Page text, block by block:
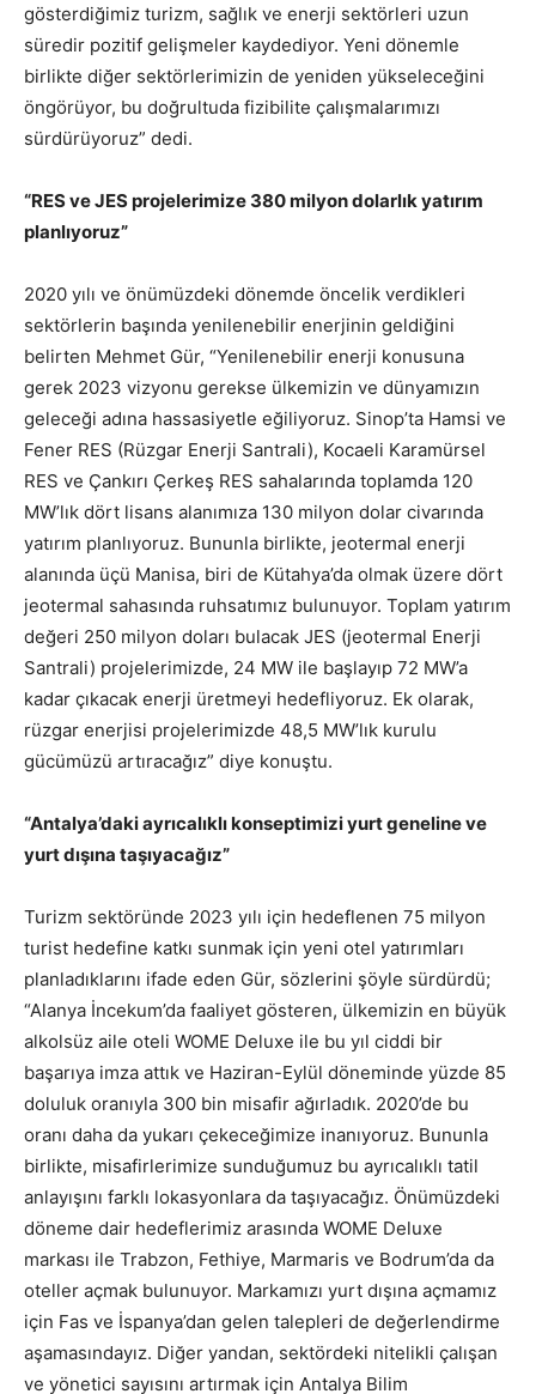
gösterdiğimiz turizm, sağlık ve enerji sektörleri uzun
süredir pozitif gelişmeler kaydediyor. Yeni dönemle
birlikte diğer sektörlerimizin de yeniden yükseleceğini
öngörüyor, bu doğrultuda fizibilite çalışmalarımızı
sürdürüyoruz” dedi.
“RES ve JES projelerimize 380 milyon dolarlık yatırım
planlıyoruz”
2020 yılı ve önümüzdeki dönemde öncelik verdikleri
sektörlerin başında yenilenebilir enerjinin geldiğini
belirten Mehmet Gür, “Yenilenebilir enerji konusuna
gerek 2023 vizyonu gerekse ülkemizin ve dünyamızın
geleceği adına hassasiyetle eğiliyoruz. Sinop’ta Hamsi ve
Fener RES (Rüzgar Enerji Santrali), Kocaeli Karamürsel
RES ve Çankırı Çerkeş RES sahalarında toplamda 120
MW’lık dört lisans alanımıza 130 milyon dolar civarında
yatırım planlıyoruz. Bununla birlikte, jeotermal enerji
alanında üçü Manisa, biri de Kütahya’da olmak üzere dört
jeotermal sahasında ruhsatımız bulunuyor. Toplam yatırım
değeri 250 milyon doları bulacak JES (jeotermal Enerji
Santrali) projelerimizde, 24 MW ile başlayıp 72 MW’a
kadar çıkacak enerji üretmeyi hedefliyoruz. Ek olarak,
rüzgar enerjisi projelerimizde 48,5 MW’lık kurulu
gücümüzü artıracağız” diye konuştu.
“Antalya’daki ayrıcalıklı konseptimizi yurt geneline ve
yurt dışına taşıyacağız”
Turizm sektöründe 2023 yılı için hedeflenen 75 milyon
turist hedefine katkı sunmak için yeni otel yatırımları
planladıklarını ifade eden Gür, sözlerini şöyle sürdürdü;
“Alanya İncekum’da faaliyet gösteren, ülkemizin en büyük
alkolsüz aile oteli WOME Deluxe ile bu yıl ciddi bir
başarıya imza attık ve Haziran-Eylül döneminde yüzde 85
doluluk oranıyla 300 bin misafir ağırladık. 2020’de bu
oranı daha da yukarı çekeceğimize inanıyoruz. Bununla
birlikte, misafirlerimize sunduğumuz bu ayrıcalıklı tatil
anlayışını farklı lokasyonlara da taşıyacağız. Önümüzdeki
döneme dair hedeflerimiz arasında WOME Deluxe
markası ile Trabzon, Fethiye, Marmaris ve Bodrum’da da
oteller açmak bulunuyor. Markamızı yurt dışına açmamız
için Fas ve İspanya’dan gelen talepleri de değerlendirme
aşamasındayız. Diğer yandan, sektördeki nitelikli çalışan
ve yönetici sayısını artırmak için Antalya Bilim